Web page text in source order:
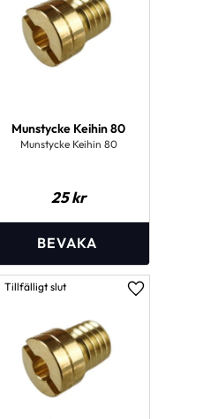
Munstycke Keihin 80
Munstycke Keihin 80
25kr
i favoriter Lägg till i